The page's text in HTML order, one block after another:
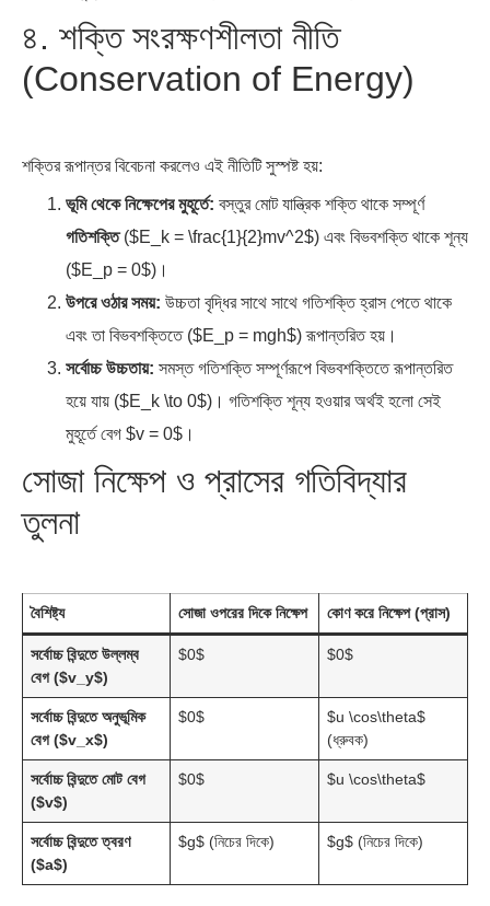
(Conservation of Energy)
শক্তির রূপান্তর বিবেচনা করলেও এই নীতিটি সুস্পষ্ট হয়:
গতিশক্তি ($E_k = \frac{1}{2}mv^2$) এবং বিভবশক্তি থাকে শূন্য
($E_p = 0$)।
উপরে ওঠার সময়:উচ্চতা বৃদ্ধির সাথে সাথে গতিশক্তি হ্রাস পেতে থাকে
এবং তা বিভবশক্তিতে ($E_p = mgh$) রূপান্তরিত হয়।
সর্বোচ্চ উচ্চতায়:সমস্ত গতিশক্তি সম্পূর্ণরূপে বিভবশক্তিতে রূপান্তরিত
হয়ে যায় ($E_k \to 0$)। গতিশক্তি শূন্য হওয়ার অর্থই হলো সেই
মুহূর্তে বেগ $v = 0$।
সোজা নিক্ষেপ ও প্রাসের গতিবিদ্যার
তুলনা
সর্বোচ্চ বিন্দুতে উল্লম্ব
বেগ ($v_y$)
$0$ $0$
সর্বোচ্চ বিন্দুতে অনুভূমিক
বেগ ($v_x$)
$0$
$u \cos\theta$
সর্বোচ্চ বিন্দুতে মোট বেগ
($v$)
$0$ $u \cos\theta$
সর্বোচ্চ বিন্দুতে ত্বরণ
($a$)
$g$ (নিচের দিকে) $g$ (নিচের দিকে)
সংক্ষেপে